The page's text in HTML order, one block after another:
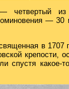
четвертый из
—
в 1707
крепости,
спустя